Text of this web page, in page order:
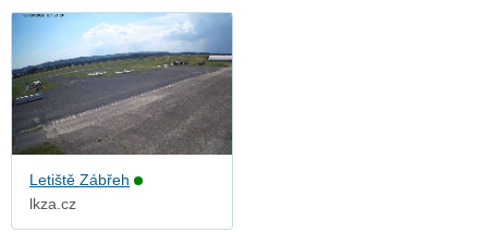
Letiště Zábřeh
lkza.cz